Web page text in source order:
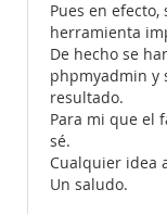
Pues en
herramienta
De hecho se
phpmyadmin y
resultado.
Para mi que el
sé.
Cualquier idea
Un saludo.